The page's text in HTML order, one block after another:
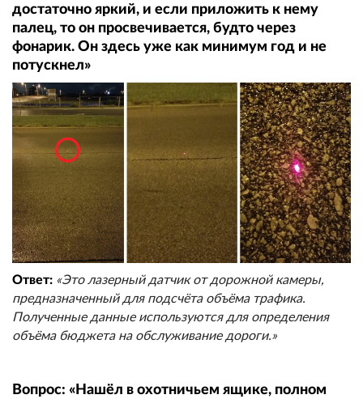
достаточно яркий, и если приложить к нему
палец, то он просвечивается, будто через
фонарик. Он здесь уже как минимум год и не
потускнел»
Ответ: «Это лазерный датчик от дорожной камеры,
предназначенный для подсчёта объёма трафика.
Полученные данные используются для определения
объёма бюджета на обслуживание дороги.»
Вопрос: «Нашёл в охотничьем ящике, полном